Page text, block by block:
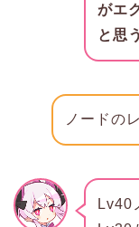
がエ
と思
ノードの
Lv40